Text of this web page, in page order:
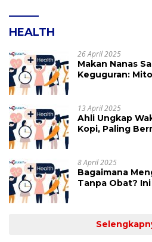
HEALTH
26 April 2025
Makan Nanas
Keguguran:
13 April 2025
Ahli Ungkap
Kopi, Paling
8 April 2025
Bagaimana
Tanpa Obat? Ini